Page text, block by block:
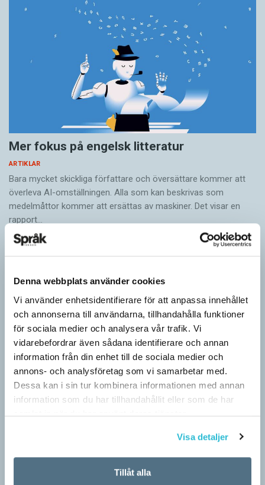
Denna webbplats använder cookies
Vi använder enhetsidentifierare för att anpassa innehållet
och annonserna till användarna, tillhandahålla funktioner
för sociala medier och analysera vår trafik. Vi
vidarebefordrar även sådana identifierare och annan
information från din enhet till de sociala medier och
annons- och analysföretag som vi samarbetar med.
Dessa kan i sin tur kombinera informationen med annan
information som du har tillhandahållit eller som de har
samlat in när du har använt deras tjänster.
Visa detaljer
Tillåt alla
Mer fokus på engelsk litteratur
ARTIKLAR
Bara mycket skickliga författare och översättare ­kommer att
överleva AI-omställningen. Alla som kan beskrivas som
medelmåttor kommer att ersättas av maskiner. Det visar en
rapport…
Inlärningen gynnas av gissningar
ARTIKLAR
att därefter få det rätta svaret. Det inslaget finns i flera
populära appar…